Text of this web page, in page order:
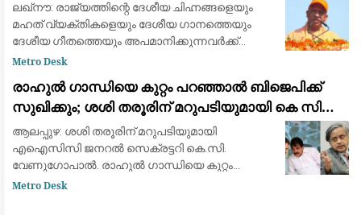
ലഖ്‌നൗ: രാജ്യത്തിന്റെ ദേശീയ ചിഹ്നങ്ങളെയും
മഹത് വ്യക്തികളെയും ദേശീയ ഗാനത്തെയും
ദേശീയ ഗീതത്തെയും അപമാനിക്കുന്നവർക്ക്
ഇന്ത്യയിൽ ജീവിക്കാൻ അനുവാദം
യോഗി ആദിത്യനാ
Metro Desk
രാഹുൽ ​ഗാന്ധിയെ കുറ്റം പറഞ്ഞാൽ ബിജെപിക്ക്
സുഖിക്കും; ശശി തരൂരിന് മറുപടിയുമായി കെ സി
വേണു​ഗോപാൽ
ആലപ്പുഴ: ശശി തരൂരിന് മറുപടിയുമായി
എഐസിസി ജനറൽ സെക്രട്ടറി കെ.സി.
വേണുഗോപാൽ. രാഹുൽ ഗാന്ധിയെ കുറ്റം
പറഞ്ഞാൽ ബിജെപിക്ക് സുഖിക്കുമെന്നായിരുന്നു
Metro Desk